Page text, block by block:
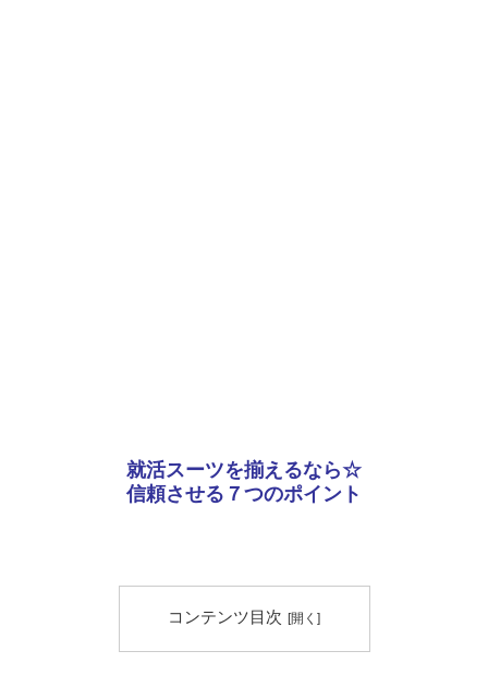
就活スーツを揃えるなら☆
信頼させる７つのポイント
コンテンツ目次